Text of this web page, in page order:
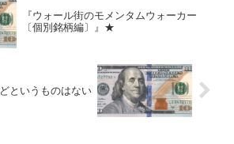
『ウォール街のモメンタムウォーカー
〔個別銘柄編〕』★
というものはない